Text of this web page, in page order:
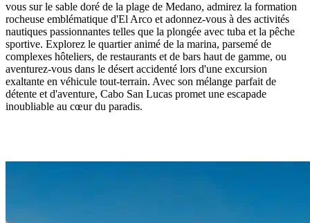
vous sur le sable doré de la plage de Medano, admirez la formation
rocheuse emblématique d'El Arco et adonnez-vous à des activités
nautiques passionnantes telles que la plongée avec tuba et la pêche
sportive. Explorez le quartier animé de la marina, parsemé de
complexes hôteliers, de restaurants et de bars haut de gamme, ou
aventurez-vous dans le désert accidenté lors d'une excursion
exaltante en véhicule tout-terrain. Avec son mélange parfait de
détente et d'aventure, Cabo San Lucas promet une escapade
inoubliable au cœur du paradis.